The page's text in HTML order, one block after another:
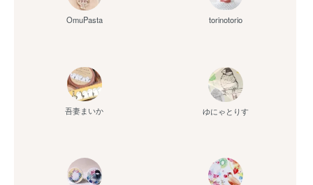
OmuPasta torinotorio
吾妻まいか ゆにゃとりす